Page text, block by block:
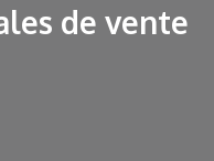
de vente